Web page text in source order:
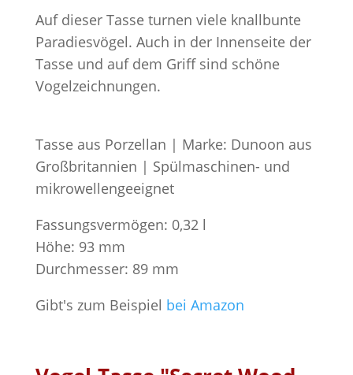
Auf dieser Tasse turnen viele knallbunte
Paradiesvögel. Auch in der Innenseite der
Tasse und auf dem Griff sind schöne
Vogelzeichnungen.
Tasse aus Porzellan | Marke: Dunoon aus
Großbritannien | Spülmaschinen- und
mikrowellengeeignet
Fassungsvermögen: 0,32 l
Höhe: 93 mm
Durchmesser: 89 mm
Gibt's zum Beispiel bei Amazon